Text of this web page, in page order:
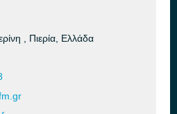
, Πιερία, Ελλάδα